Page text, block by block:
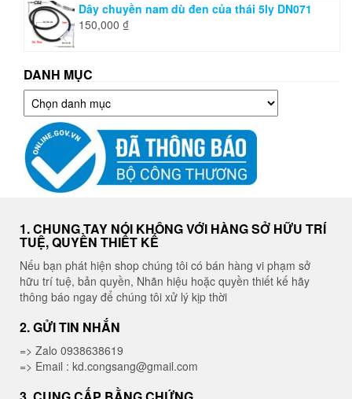
Dây chuyền nam dù đen của thái 5ly DN071
150,000 ₫
DANH MỤC
Danh
mục
1. CHUNG TAY NÓI KHÔNG VỚI HÀNG SỞ HỮU TRÍ
TUỆ, QUYỀN THIẾT KẾ
Nếu bạn phát hiện shop chúng tôi có bán hàng vi phạm sở
hữu trí tuệ, bản quyền, Nhãn hiệu hoặc quyền thiết kế hãy
thông báo ngay để chúng tôi xử lý kịp thời
2. GỬI TIN NHẮN
=> Zalo 0938638619
=> Email : kd.congsang@gmail.com